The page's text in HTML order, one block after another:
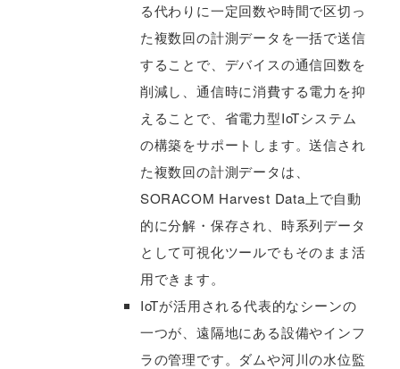
る代わりに一定回数や時間で区切っ
た複数回の計測データを一括で送信
することで、デバイスの通信回数を
削減し、通信時に消費する電力を抑
えることで、省電力型IoTシステム
の構築をサポートします。送信され
た複数回の計測データは、
SORACOM Harvest Data上で自動
的に分解・保存され、時系列データ
として可視化ツールでもそのまま活
用できます。
IoTが活用される代表的なシーンの
一つが、遠隔地にある設備やインフ
ラの管理です。ダムや河川の水位監